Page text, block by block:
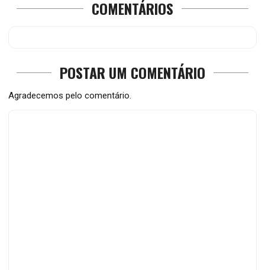
COMENTÁRIOS
POSTAR UM COMENTÁRIO
Agradecemos pelo comentário.